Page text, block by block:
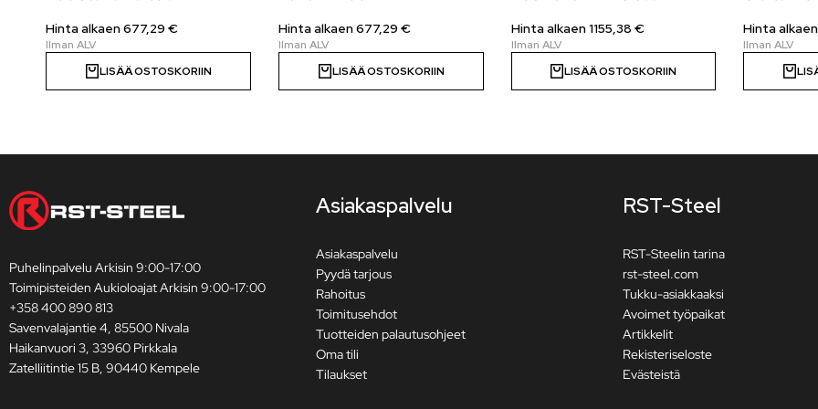
Hinta alkaen677,29 €
LISÄÄ OSTOSKORIIN
Hinta alkaen677,29 €
LISÄÄ OSTOSKORIIN
Hinta alkaen1155,38 €
LISÄÄ OSTOSKORIIN
Hinta alkaen
Puhelinpalvelu Arkisin 9:00-17:00
Toimipisteiden Aukioloajat Arkisin 9:00-17:00
+358 400 890 813
Savenvalajantie 4, 85500 Nivala
Haikanvuori 3, 33960 Pirkkala
Zatelliitintie 15 B, 90440 Kempele
Asiakaspalvelu
Asiakaspalvelu
Pyydä tarjous
Rahoitus
Toimitusehdot
Tuotteiden palautusohjeet
Oma tili
Tilaukset
RST-Steel
RST-Steelin tarina
rst-steel.com
Tukku-asiakkaaksi
Avoimet työpaikat
Artikkelit
Rekisteriseloste
Evästeistä